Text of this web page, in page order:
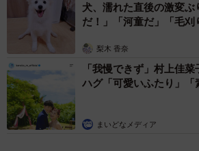
・2階建てで昔からある純和風の間取
（50代・女性）
・ドラえもんと友達になりたい。（50
のび太の家は、郊外の一戸建てならで
共感を集めています。また、秘密道具
活に憧れる人も少なくありません。
犬、濡れた直後の激変
だ！」「河童だ」「毛刈
梨木 香奈
「我慢できず」村上佳
ハグ「可愛いふたり」「
まいどなメディア